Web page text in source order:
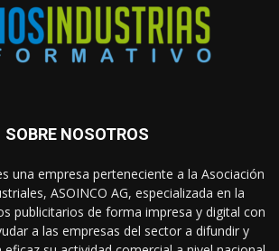
SOBRE NOSOTROS
una empresa perteneciente a la Asociación
ASOINCO AG, especializada en la
publicitarios de forma impresa y digital con
a las empresas del sector a difundir y